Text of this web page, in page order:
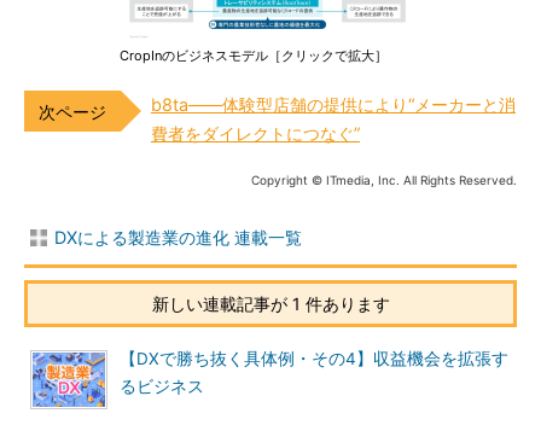
CropInのビジネスモデル［クリックで拡大］
b8ta――体験型店舗の提供により“メーカーと消
費者をダイレクトにつなぐ”
Copyright © ITmedia, Inc. All Rights Reserved.
DXによる製造業の進化 連載一覧
新しい連載記事が 1 件あります
【DXで勝ち抜く具体例・その4】収益機会を拡張す
るビジネス